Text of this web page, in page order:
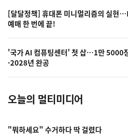
오
늘
의
사
진
[달달정책] 휴대폰 미니멀리즘의 실현
예매 한 번에 끝!
'국가 AI 컴퓨팅센터' 첫 삽…1만 5000
·2028년 완공
오늘의 멀티미디어
"뭐하세요" 수거하다 딱 걸렸다